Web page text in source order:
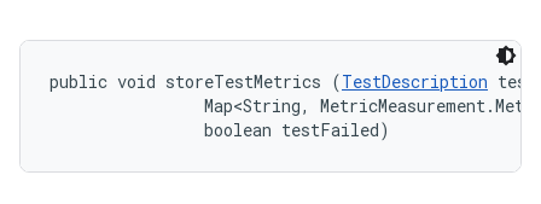
public void storeTestMetrics (TestDescription
Map<String,
                boolean testFailed)